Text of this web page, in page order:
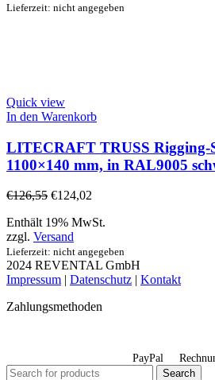
Lieferzeit: nicht angegeben
Quick view
In den Warenkorb
LITECRAFT TRUSS Rigging-
1100×140 mm, in RAL9005
€126,55 €124,02
Enthält 19% MwSt.
zzgl. Versand
Lieferzeit: nicht angegeben
2024 REVENTAL GmbH
Impressum | Datenschutz | Kontakt
Zahlungsmethoden
PayPal
Search